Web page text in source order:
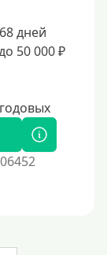
средств с
дней
50 000 ₽